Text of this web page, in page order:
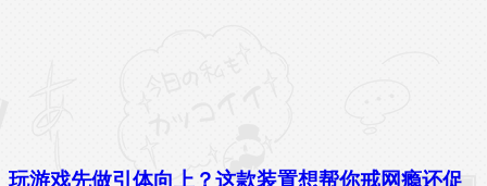
玩游戏先做引体向上？这款装置想帮你戒网瘾还促